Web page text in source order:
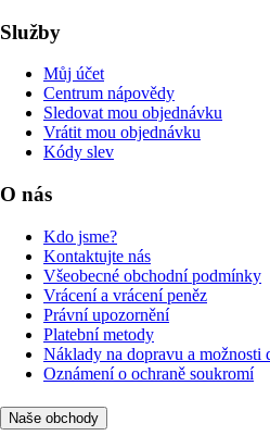
Služby
Můj účet
Centrum nápovědy
Sledovat mou objednávku
Vrátit mou objednávku
Kódy slev
O nás
Kdo jsme?
Kontaktujte nás
Všeobecné obchodní podmínky
Vrácení a vrácení peněz
Právní upozornění
Platební metody
Náklady na dopravu a možnosti
Oznámení o ochraně soukromí
Naše obchody